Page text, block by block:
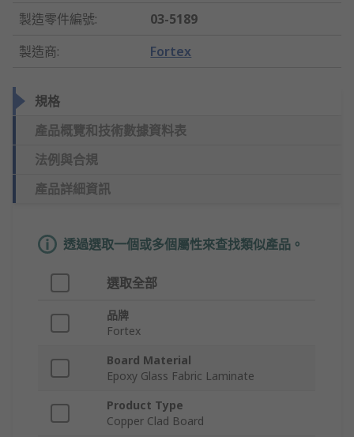
製造零件編號:
03-5189
製造商: Fortex
規格
產品概覽和技術數據資料表
法例與合規
產品詳細資訊
透過選取一個或多個屬性來查找類似產品。
選取全部
品牌
Fortex
Board Material
Epoxy Glass Fabric Laminate
Product Type
Copper Clad Board